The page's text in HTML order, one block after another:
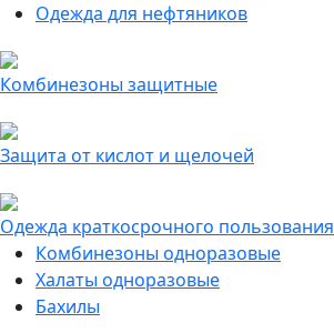
Одежда для нефтяников
Комбинезоны защитные
Защита от кислот и щелочей
Одежда краткосрочного пользования
Комбинезоны одноразовые
Халаты одноразовые
Бахилы